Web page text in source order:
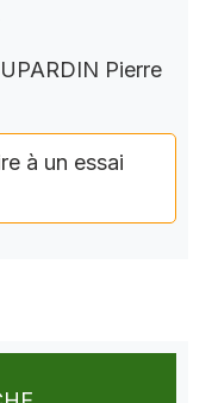
Pierre
à un essai